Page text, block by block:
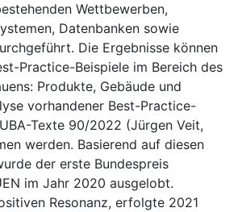
Wettbewerben,
Datenbanken sowie
Die Ergebnisse können
Practice-Beispiele im Bereich des
Produkte, Gebäude und
vorhandener Best-Practice-
Texte 90/2022 (Jürgen Veit,
werden. Basierend auf diesen
der erste Bundespreis
im Jahr 2020 ausgelobt.
Resonanz, erfolgte 2021